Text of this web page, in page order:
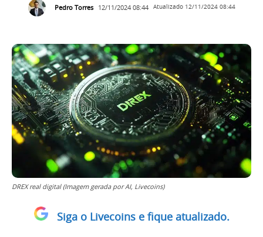
Pedro Torres 12/11/2024 08:44 Atualizado 12/11/2024 08:44
DREX real digital (Imagem gerada por AI, Livecoins)
Siga o Livecoins e fique atualizado.